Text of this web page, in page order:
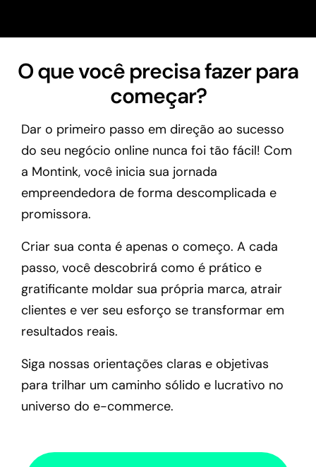
O que você precisa fazer para
começar?
Dar o primeiro passo em direção ao sucesso
do seu negócio online nunca foi tão fácil! Com
a Montink, você inicia sua jornada
empreendedora de forma descomplicada e
promissora.
Criar sua conta é apenas o começo. A cada
passo, você descobrirá como é prático e
gratificante moldar sua própria marca, atrair
clientes e ver seu esforço se transformar em
resultados reais.
Siga nossas orientações claras e objetivas
para trilhar um caminho sólido e lucrativo no
universo do e-commerce.